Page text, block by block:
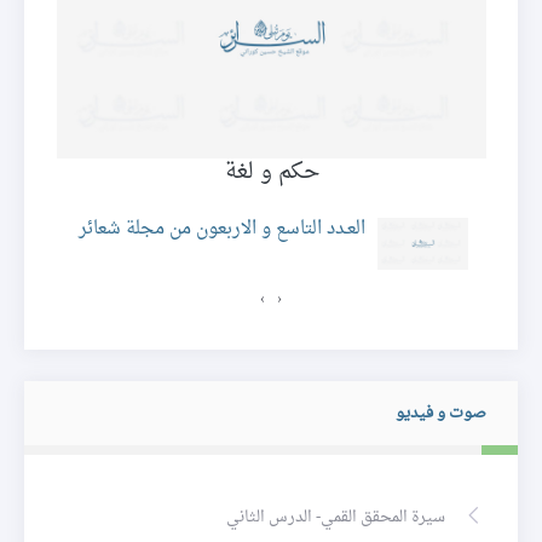
حكم و لغة
العـدد التاسع و الاربعون من مجلة شعائر
‹
›
صوت و فيديو
سيرة المحقق القمي- الدرس الثاني